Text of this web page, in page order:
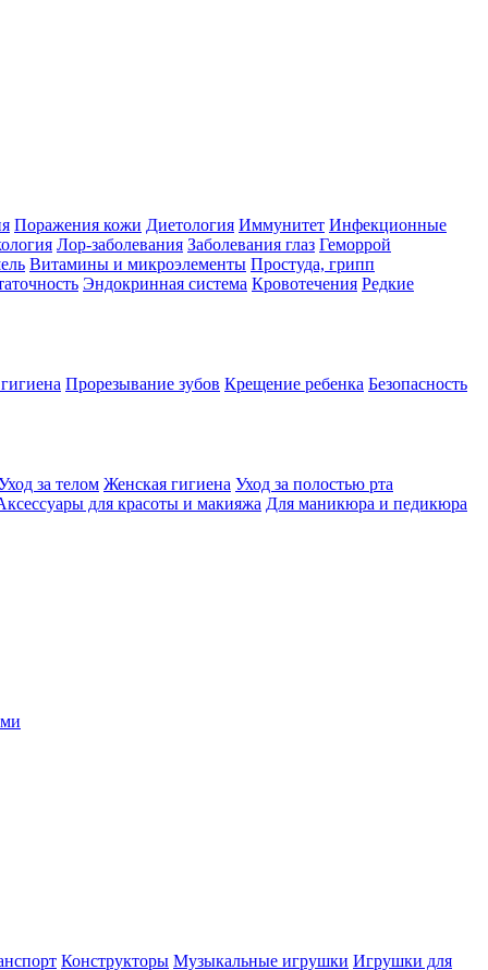
Поражения кожи Диетология Иммунитет Инфекционные
Лор-заболевания Заболевания глаз Геморрой
Витамины и микроэлементы Простуда, грипп
Эндокринная система Кровотечения Редкие
Прорезывание зубов Крещение ребенка Безопасность
за телом Женская гигиена Уход за полостью рта
для красоты и макияжа Для маникюра и педикюра
Конструкторы Музыкальные игрушки Игрушки для